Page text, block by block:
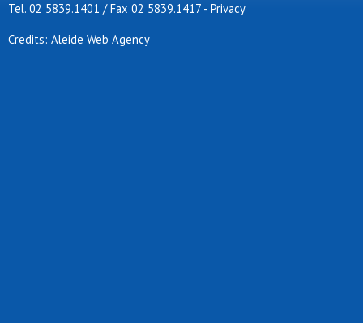
Tel. 02 5839.1401 / Fax 02 5839.1417 - Privacy
Credits: Aleide Web Agency